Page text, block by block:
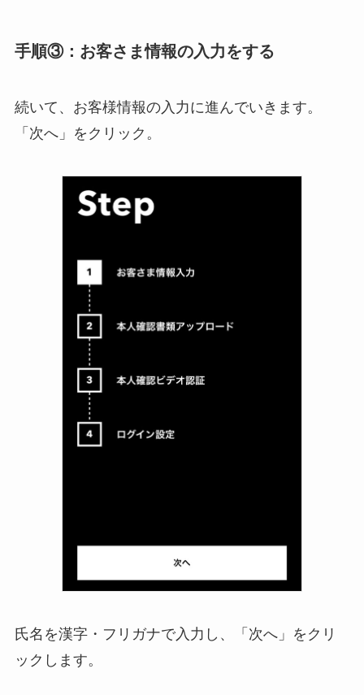
手順③：お客さま情報の入力をする
続いて、お客様情報の入力に進んでいきます。
「次へ」をクリック。
氏名を漢字・フリガナで入力し、「次へ」をクリ
ックします。